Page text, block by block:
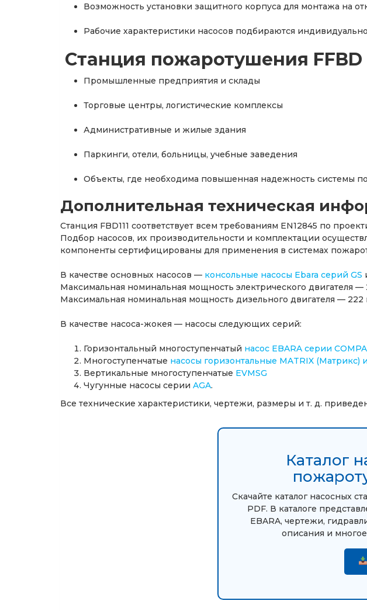
Возможность установки защитного корпуса для монтажа на
Рабочие характеристики насосов подбираются
Станция пожаротушения FFBD
Промышленные предприятия и склады
Торговые центры, логистические комплексы
Административные и жилые здания
Паркинги, отели, больницы, учебные заведения
Объекты, где необходима повышенная надежность системы
Дополнительная техническая
Станция FBD111 соответствует всем требованиям EN12845 по
Подбор насосов, их производительности и комплектации
компоненты сертифицированы для применения в системах
В качестве основных насосов — консольные насосы Ebara серий GS
Максимальная номинальная мощность электрического двигателя —
Максимальная номинальная мощность дизельного двигателя — 222
В качестве насоса-жокея — насосы следующих серий:
Горизонтальный многоступенчатый насос EBARA серии
Многоступенчатые насосы горизонтальные MATRIX
Вертикальные многоступенчатые EVMSG
Чугунные насосы серии AGA.
Все технические характеристики, чертежи, размеры и т. д.
Каталог
Скачайте каталог насосных
PDF. В каталоге
EBARA, чертежи,
описания и